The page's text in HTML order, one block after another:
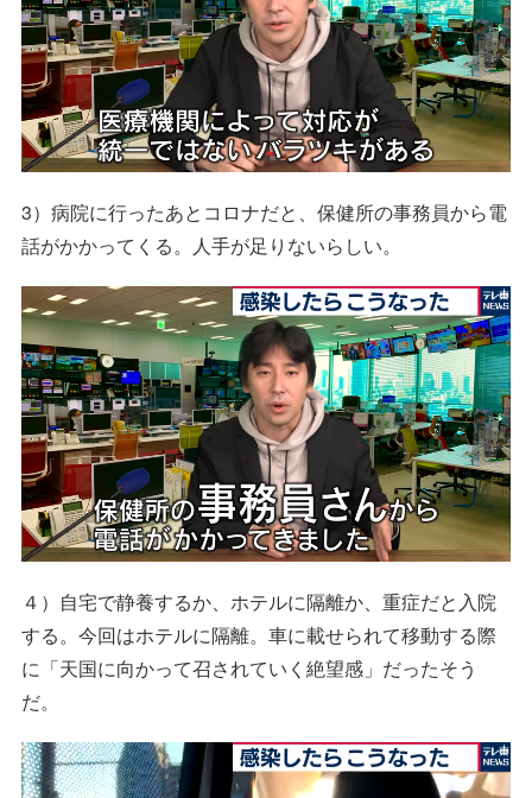
3）病院に行ったあとコロナだと、保健所の事務員から電
話がかかってくる。人手が足りないらしい。
４）自宅で静養するか、ホテルに隔離か、重症だと入院
する。今回はホテルに隔離。車に載せられて移動する際
に「天国に向かって召されていく絶望感」だったそう
だ。